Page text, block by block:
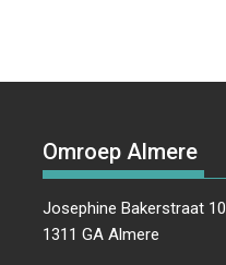
Omroep Almere
Josephine Bakerstraat 10
1311 GA Almere